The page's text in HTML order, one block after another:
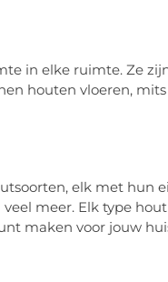
in elke ruimte. Ze
houten vloeren,
elk met hun
meer. Elk type
maken voor jouw